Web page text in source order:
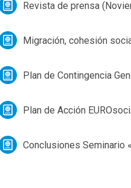
Revista de prensa
Migración, cohesión
Plan de Contingencia
Plan de Acción
Conclusiones Seminario